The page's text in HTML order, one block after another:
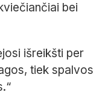
bei
išreikšti per
tiek spalvos
“